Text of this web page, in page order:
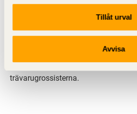
Tillåt urval
Avvisa
Svenskt Trä representerar svensk
och är en del av
svensk limträ-, KL-trä- och
trävarugrossisterna.